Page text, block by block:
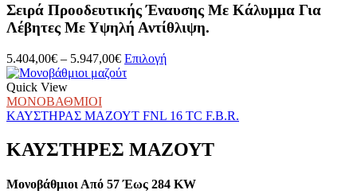
Σειρά Προοδευτικής Έναυσης Με Κάλυμμα Για
Λέβητες Με Υψηλή Αντίθλιψη.
5.404,00€ – 5.947,00€Price
range:
5.947,00€
ΕπιλογήΑυτό
πολλαπλές
Οι
επιλογές
να
Quick View
ΜΟΝΟΒΑΘΜΙΟΙ
ΚΑΥΣΤΗΡΑΣ ΜΑΖΟΥΤ FNL 16 TC F.B.R.
ΚΑΥΣΤΗΡΕΣ ΜΑΖΟΥΤ
Μονοβάθμιοι Από 57 Έως 284 KW